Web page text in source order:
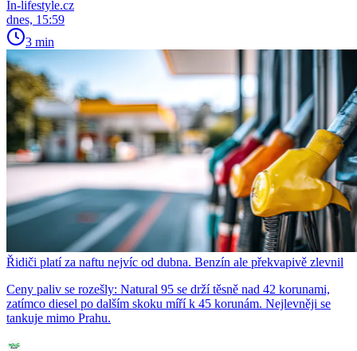
In-lifestyle.cz
dnes, 15:59
3 min
Řidiči platí za naftu nejvíc od dubna. Benzín ale překvapivě zlevnil
Ceny paliv se rozešly: Natural 95 se drží těsně nad 42 korunami,
zatímco diesel po dalším skoku míří k 45 korunám. Nejlevněji se
tankuje mimo Prahu.